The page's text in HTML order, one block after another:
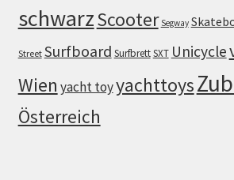
schwarzScooter Segway
Street Surfboard SurfbrettSXT Unicycle
Wien yacht toyyachttoys
Österreich